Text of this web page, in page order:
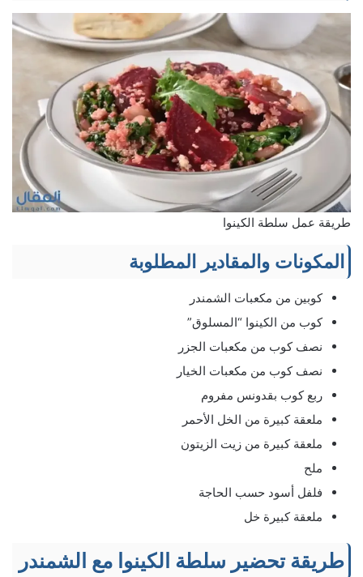
طريقة عمل سلطة الكينوا
المكونات والمقادير المطلوبة
كوبين من مكعبات الشمندر
كوب من الكينوا “المسلوق”
نصف كوب من مكعبات الجزر
نصف كوب من مكعبات الخيار
ربع كوب بقدونس مفروم
ملعقة كبيرة من الخل الأحمر
ملعقة كبيرة من زيت الزيتون
ملح
فلفل أسود حسب الحاجة
ملعقة كبيرة خل
طريقة تحضير سلطة الكينوا مع الشمندر